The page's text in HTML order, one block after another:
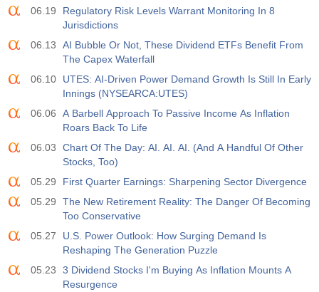
06.19
Regulatory Risk Levels Warrant Monitoring In 8
Jurisdictions
06.13
AI Bubble Or Not, These Dividend ETFs Benefit From
The Capex Waterfall
06.10
UTES: AI-Driven Power Demand Growth Is Still In Early
Innings (NYSEARCA:UTES)
06.06
A Barbell Approach To Passive Income As Inflation
Roars Back To Life
06.03
Chart Of The Day: AI. AI. AI. (And A Handful Of Other
Stocks, Too)
05.29
First Quarter Earnings: Sharpening Sector Divergence
05.29
The New Retirement Reality: The Danger Of Becoming
Too Conservative
05.27
U.S. Power Outlook: How Surging Demand Is
Reshaping The Generation Puzzle
05.23
3 Dividend Stocks I'm Buying As Inflation Mounts A
Resurgence